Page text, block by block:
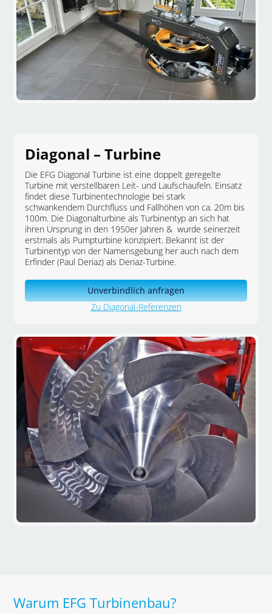
Diagonal – Turbine
Die EFG Diagonal Turbine ist eine doppelt geregelte
Turbine mit verstellbaren Leit- und Laufschaufeln. Einsatz
findet diese Turbinentechnologie bei stark
schwankendem Durchfluss und Fallhöhen von ca. 20m bis
100m. Die Diagonalturbine als Turbinentyp an sich hat
ihren Ursprung in den 1950er Jahren & wurde seinerzeit
erstmals als Pumpturbine konzipiert. Bekannt ist der
Turbinentyp von der Namensgebung her auch nach dem
Erfinder (Paul Deriaz) als Deriaz-Turbine.
Unverbindlich anfragen
Zu Diagonal-Referenzen
Warum EFG Turbinenbau?